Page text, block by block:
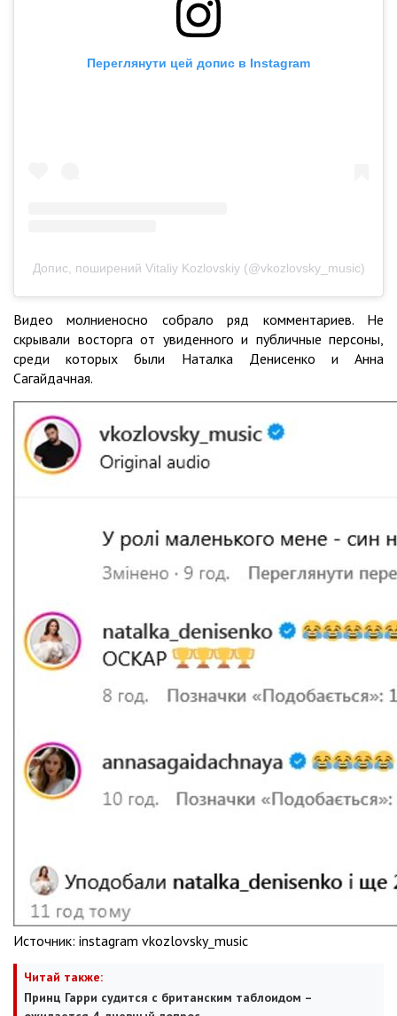
Переглянути цей допис в Instagram
Допис, поширений Vitaliy Kozlovskiy (@vkozlovsky_music)
Видео молниеносно собрало ряд комментариев. Не
скрывали восторга от увиденного и публичные персоны,
среди которых были Наталка Денисенко и Анна
Сагайдачная.
Источник: instagram vkozlovsky_music
Читай также:
Принц Гарри судится с британским таблоидом –